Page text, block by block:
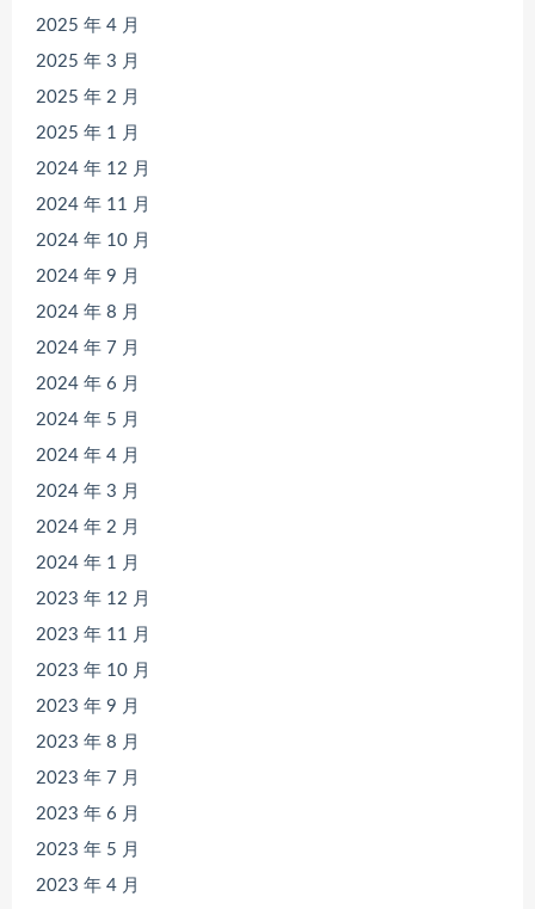
2025 年 4 月
2025 年 3 月
2025 年 2 月
2025 年 1 月
2024 年 12 月
2024 年 11 月
2024 年 10 月
2024 年 9 月
2024 年 8 月
2024 年 7 月
2024 年 6 月
2024 年 5 月
2024 年 4 月
2024 年 3 月
2024 年 2 月
2024 年 1 月
2023 年 12 月
2023 年 11 月
2023 年 10 月
2023 年 9 月
2023 年 8 月
2023 年 7 月
2023 年 6 月
2023 年 5 月
2023 年 4 月